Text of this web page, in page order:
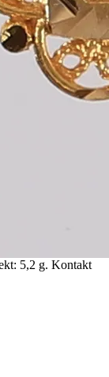
5,2 g. Kontakt